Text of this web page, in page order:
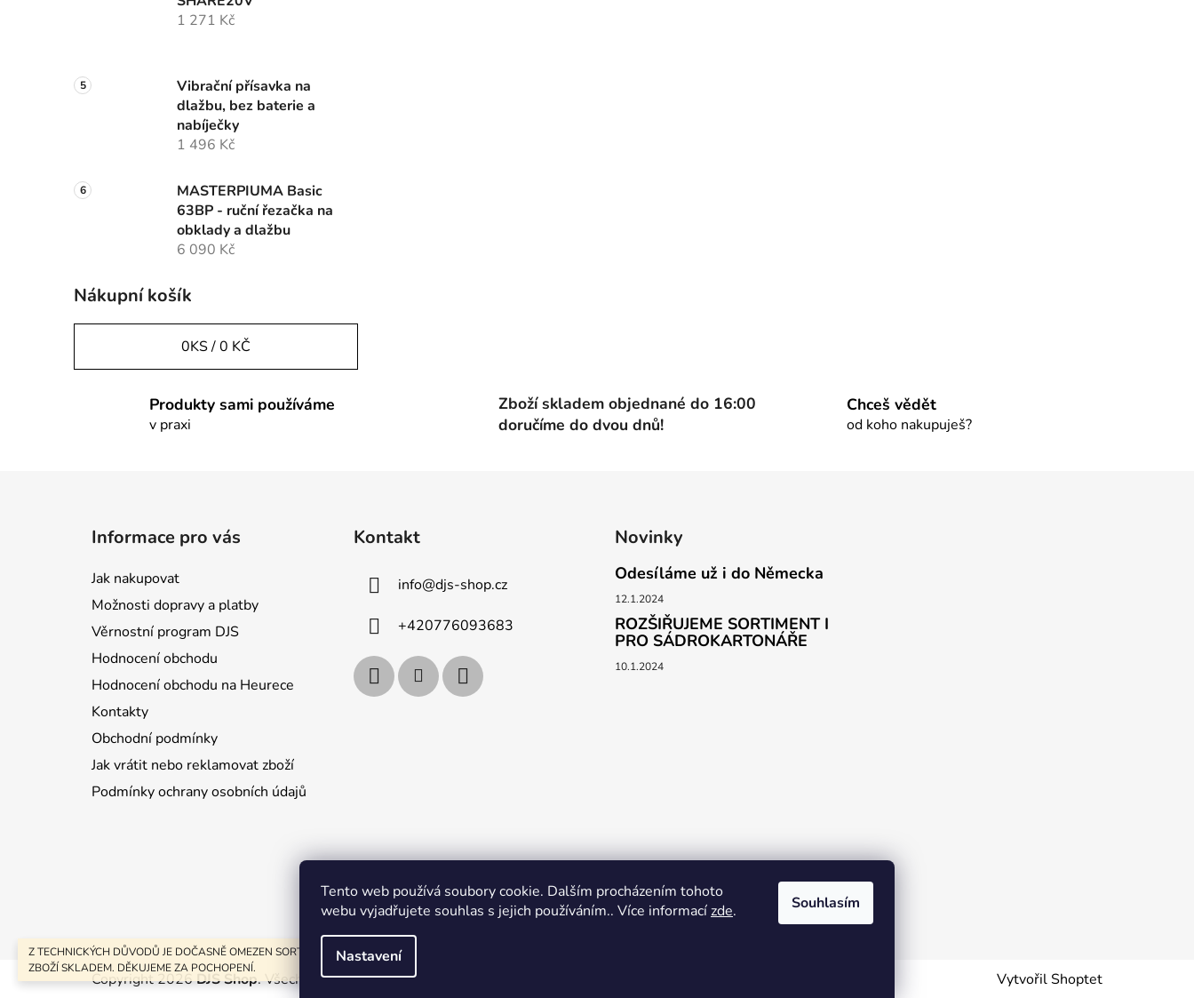
Tento web používá soubory cookie. Dalším procházením tohoto
webu vyjadřujete souhlas s jejich používáním.. Více informacízde.
Nastavení
Souhlasím
Z TECHNICKÝCH DŮVODŮ JE DOČASNĚ OMEZEN SORTIMENT POUZE NA
ZBOŽÍ SKLADEM. DĚKUJEME ZA POCHOPENÍ.
1 271 Kč
Vibrační přísavka na
dlažbu, bez baterie a
nabíječky
1 496 Kč
MASTERPIUMA Basic
63BP - ruční řezačka na
obklady a dlažbu
6 090 Kč
Nákupní košík
0KS /0 KČ
Produkty sami používáme
v praxi
Zboží skladem objednané do 16:00
doručíme do dvou dnů!
Chceš vědět
od koho nakupuješ?
Informace pro vás
Jak nakupovat
Možnosti dopravy a platby
Věrnostní program DJS
Hodnocení obchodu
Hodnocení obchodu na Heurece
Kontakty
Obchodní podmínky
Jak vrátit nebo reklamovat zboží
Podmínky ochrany osobních údajů
Kontakt
info@djs-shop.cz
+420776093683
Novinky
Odesíláme už i do Německa
12.1.2024
ROZŠIŘUJEME SORTIMENT I
PRO SÁDROKARTONÁŘE
10.1.2024
Jak nakupovat Obchodní podmínky Podpoř nás na YouTube Věrnostní program DJS
Vytvořil Shoptet
Copyright 2026DJS Shop. Všechna práva vyhrazena.